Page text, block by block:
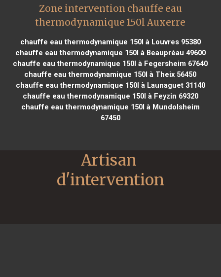
Zone intervention chauffe eau
thermodynamique 150l Auxerre
chauffe eau thermodynamique 150l à Louvres 95380
chauffe eau thermodynamique 150l à Beaupréau 49600
chauffe eau thermodynamique 150l à Fegersheim 67640
chauffe eau thermodynamique 150l à Theix 56450
chauffe eau thermodynamique 150l à Launaguet 31140
chauffe eau thermodynamique 150l à Feyzin 69320
chauffe eau thermodynamique 150l à Mundolsheim
67450
Artisan
d'intervention